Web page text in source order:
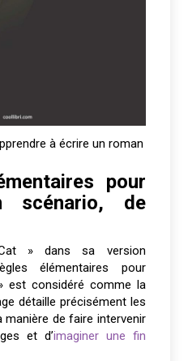
à écrire un roman
pour
scénario, de
» dans sa version
élémentaires pour
est considéré comme la
détaille précisément les
manière de faire intervenir
et d’imaginer une fin